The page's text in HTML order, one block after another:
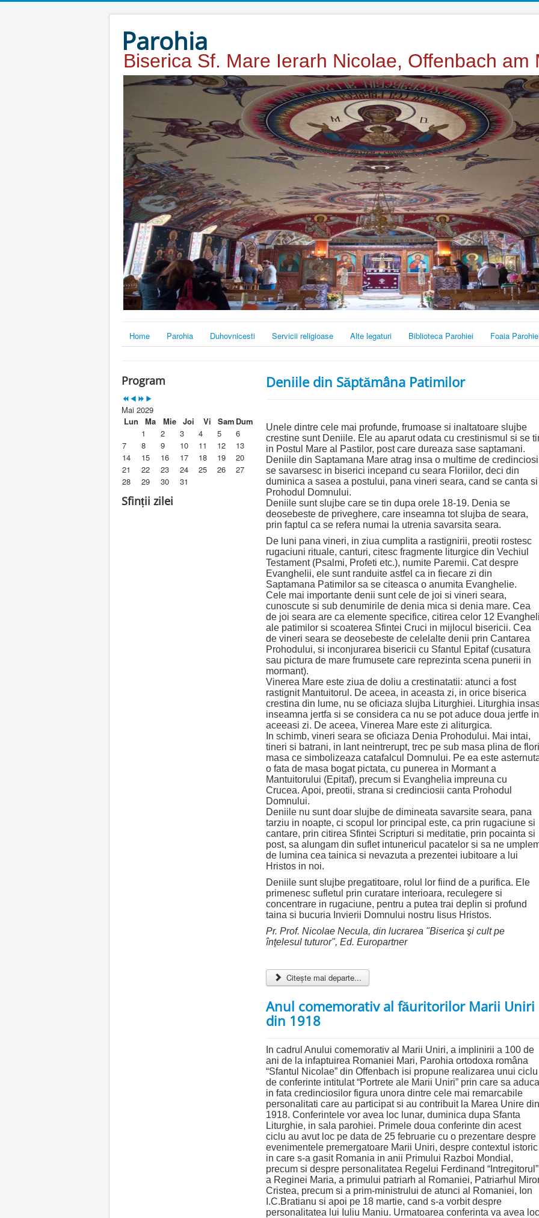
Parohia
Biserica Sf. Mare Ierarh Nicolae, Offenbach am
Home Parohia Duhovnicesti Servicii religioase Alte legaturi Biblioteca Parohiei Foaia
Program
Mai 2029
Lun
Ma Mie Joi Vi Sam Dum
1
2 3 4 5
6
7
8 9 10 11 12
13
14
15 16 17 18 19
20
21
22 23 24 25 26
27
28
29 30 31
Sfinții zilei
Deniile din Săptămâna Patimilor
Unele dintre cele mai profunde, frumoase si inaltatoare slujbe
crestine sunt Deniile. Ele au aparut odata cu crestinismul si se
in Postul Mare al Pastilor, post care dureaza sase saptamani.
Deniile din Saptamana Mare atrag insa o multime de
se savarsesc in biserici incepand cu seara Floriilor, deci din
duminica a sasea a postului, pana vineri seara, cand se canta si
Prohodul Domnului.
Deniile sunt slujbe care se tin dupa orele 18-19. Denia se
deosebeste de priveghere, care inseamna tot slujba de seara,
prin faptul ca se refera numai la utrenia savarsita seara.
De luni pana vineri, in ziua cumplita a rastignirii, preotii rostesc
rugaciuni rituale, canturi, citesc fragmente liturgice din Vechiul
Testament (Psalmi, Profeti etc.), numite Paremii. Cat despre
Evanghelii, ele sunt randuite astfel ca in fiecare zi din
Saptamana Patimilor sa se citeasca o anumita Evanghelie.
Cele mai importante denii sunt cele de joi si vineri seara,
cunoscute si sub denumirile de denia mica si denia mare. Cea
de joi seara are ca elemente specifice, citirea celor 12
ale patimilor si scoaterea Sfintei Cruci in mijlocul bisericii. Cea
de vineri seara se deosebeste de celelalte denii prin Cantarea
Prohodului, si inconjurarea bisericii cu Sfantul Epitaf (cusatura
sau pictura de mare frumusete care reprezinta scena punerii in
mormant).
Vinerea Mare este ziua de doliu a crestinatatii: atunci a fost
rastignit Mantuitorul. De aceea, in aceasta zi, in orice biserica
crestina din lume, nu se oficiaza slujba Liturghiei. Liturghia
inseamna jertfa si se considera ca nu se pot aduce doua jertfe in
aceeasi zi. De aceea, Vinerea Mare este zi aliturgica.
In schimb, vineri seara se oficiaza Denia Prohodului. Mai intai,
tineri si batrani, in lant neintrerupt, trec pe sub masa plina de
masa ce simbolizeaza catafalcul Domnului. Pe ea este
o fata de masa bogat pictata, cu punerea in Mormant a
Mantuitorului (Epitaf), precum si Evanghelia impreuna cu
Crucea. Apoi, preotii, strana si credinciosii canta Prohodul
Domnului.
Deniile nu sunt doar slujbe de dimineata savarsite seara, pana
tarziu in noapte, ci scopul lor principal este, ca prin rugaciune si
cantare, prin citirea Sfintei Scripturi si meditatie, prin pocainta si
post, sa alungam din suflet intunericul pacatelor si sa ne
de lumina cea tainica si nevazuta a prezentei iubitoare a lui
Hristos in noi.
Deniile sunt slujbe pregatitoare, rolul lor fiind de a purifica. Ele
primenesc sufletul prin curatare interioara, reculegere si
concentrare in rugaciune, pentru a putea trai deplin si profund
taina si bucuria Invierii Domnului nostru Iisus Hristos.
Pr. Prof. Nicolae Necula, din lucrarea "Biserica şi cult pe
înţelesul tuturor", Ed. Europartner
Citește mai departe...
Anul comemorativ al făuritorilor Marii Uniri
din 1918
In cadrul Anului comemorativ al Marii Uniri, a implinirii a 100 de
ani de la infaptuirea Romaniei Mari, Parohia ortodoxa româna
“Sfantul Nicolae” din Offenbach isi propune realizarea unui ciclu
de conferinte intitulat “Portrete ale Marii Uniri” prin care sa aduca
in fata credinciosilor figura unora dintre cele mai remarcabile
personalitati care au participat si au contribuit la Marea Unire din
1918. Conferintele vor avea loc lunar, duminica dupa Sfanta
Liturghie, in sala parohiei. Primele doua conferinte din acest
ciclu au avut loc pe data de 25 februarie cu o prezentare despre
evenimentele premergatoare Marii Uniri, despre contextul istoric
in care s-a gasit Romania in anii Primului Razboi Mondial,
precum si despre personalitatea Regelui Ferdinand
a Reginei Maria, a primului patriarh al Romaniei, Patriarhul
Cristea, precum si a prim-ministrului de atunci al Romaniei, Ion
I.C.Bratianu si apoi pe 18 martie, cand s-a vorbit despre
personalitatea lui Iuliu Maniu. Urmatoarea conferinta va avea loc